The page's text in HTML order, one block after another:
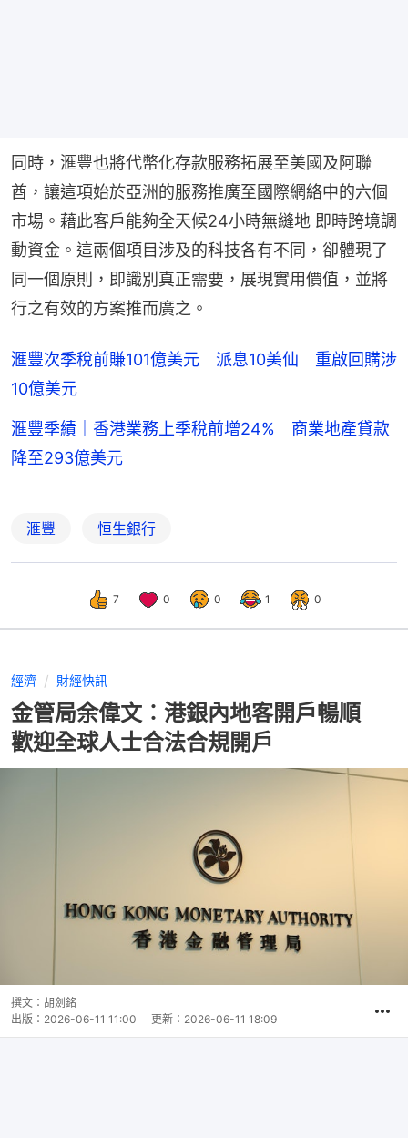
同時，滙豐也將代幣化存款服務拓展⾄美國及阿聯
酋，讓這項始於亞洲的服務推廣⾄國際網絡中的六個
市場。藉此客⼾能夠全天候24⼩時無縫地 即時跨境調
動資⾦。這兩個項⽬涉及的科技各有不同，卻體現了
同⼀個原則，即識別真正需要，展現實⽤價值，並將
⾏之有效的⽅案推⽽廣之。
滙豐次季稅前賺101億美元 派息10美仙 重啟回購涉
10億美元
滙豐季績｜香港業務上季稅前增24% 商業地產貸款
降至293億美元
滙豐 恒生銀行
7 0 0 1 0
經濟 財經快訊
金管局余偉文︰港銀內地客開戶暢順
歡迎全球人士合法合規開戶
撰文： 胡劍銘
出版： 2026-06-11 11:00 更新： 2026-06-11 18:09